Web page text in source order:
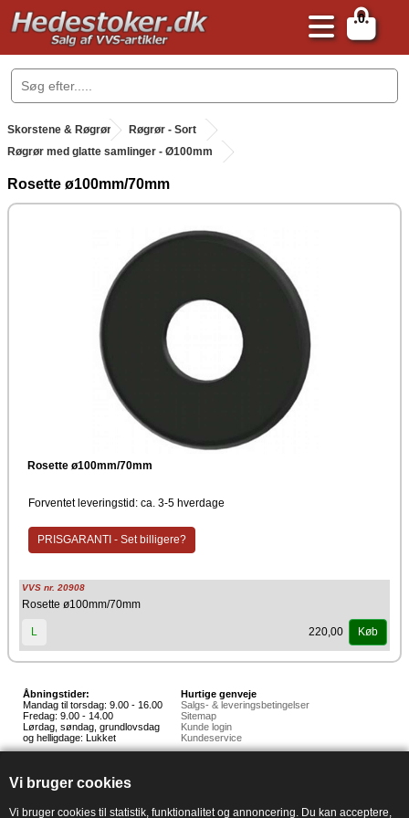
Vi bruger cookies
Vi bruger cookies til statistik, funktionalitet og annoncering. Du kan acceptere,
0
.
Skorstene & Røgrør .
Røgrør - Sort
Røgrør med glatte samlinger - Ø100mm
Rosette ø100mm/70mm
Rosette ø100mm/70mm
Forventet leveringstid: ca. 3-5 hverdage
PRISGARANTI - Set billigere?
VVS nr. 20908
Rosette ø100mm/70mm
L 220,00 Køb
Åbningstider:
Mandag til torsdag: 9.00 - 16.00
Fredag: 9.00 - 14.00
Lørdag, søndag, grundlovsdag
og helligdage: Lukket
Hurtige genveje
Salgs- & leveringsbetingelser
Sitemap
Kunde login
Kundeservice
Hunnerupvej 3, 6920 Videbæk
E-mail:salg@hedestoker.dk
PA: